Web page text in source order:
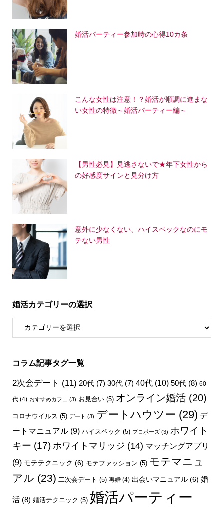
婚活パーティー参加時の心得10カ条
こんな女性は注意！？婚活が順調に進まな
い女性の特徴～婚活パーティー編～
【男性必見】見逃さないで★年下女性から
の好感度サインと見分け方
意外に少なくない、ハイスペックなのにモ
テない男性
婚活カテゴリーの選択
コラム記事タグ一覧
2次会デート (11) 20代(7) 30代(7) 40代(10) 50代(8) 60
代(4) おすすめカフェ (3) お見合い(5) オンライン婚活(20)
コロナウイルス (5) デート (3) デートハウツー (29) デ
ートマニュアル(9) ハイスペック (5) プロポーズ(3) ホワイト
キー (17) ホワイトマリッジ (14) マッチングアプリ
(9) モテテクニック (6) モテファッション (5) モテマニュ
アル (23) 二次会デート (5) 再婚(4) 出会いマニュアル(6) 婚
活(8) 婚活テクニック (5) 婚活パーティー